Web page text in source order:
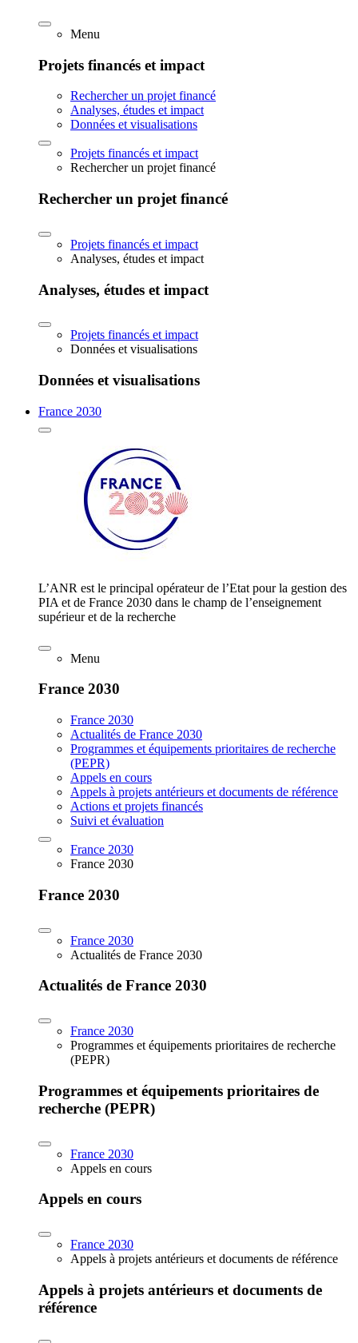
Menu
Projets financés et impact
Rechercher un projet financé
Analyses, études et impact
Données et visualisations
Projets financés et impact
Rechercher un projet financé
Rechercher un projet financé
Projets financés et impact
Analyses, études et impact
Analyses, études et impact
Projets financés et impact
Données et visualisations
Données et visualisations
France 2030
L’ANR est le principal opérateur de l’Etat pour la gestion des
PIA et de France 2030 dans le champ de l’enseignement
supérieur et de la recherche
Menu
France 2030
France 2030
Actualités de France 2030
Programmes et équipements prioritaires de recherche
(PEPR)
Appels en cours
Appels à projets antérieurs et documents de référence
Actions et projets financés
Suivi et évaluation
France 2030
France 2030
France 2030
France 2030
Actualités de France 2030
Actualités de France 2030
France 2030
Programmes et équipements prioritaires de recherche
(PEPR)
Programmes et équipements prioritaires de
recherche (PEPR)
France 2030
Appels en cours
Appels en cours
France 2030
Appels à projets antérieurs et documents de référence
Appels à projets antérieurs et documents de
référence